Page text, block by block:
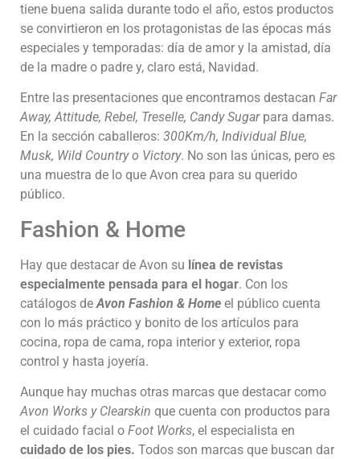
tiene buena salida durante todo el año, estos productos
se convirtieron en los protagonistas de las épocas más
especiales y temporadas: día de amor y la amistad, día
de la madre o padre y, claro está, Navidad.
Entre las presentaciones que encontramos destacan Far
Away, Attitude, Rebel, Treselle, Candy Sugar para damas.
En la sección caballeros: 300Km/h, Individual Blue,
Musk, Wild Country o Victory. No son las únicas, pero es
una muestra de lo que Avon crea para su querido
público.
Fashion & Home
Hay que destacar de Avon su línea de revistas
especialmente pensada para el hogar. Con los
catálogos de Avon Fashion & Home el público cuenta
con lo más práctico y bonito de los artículos para
cocina, ropa de cama, ropa interior y exterior, ropa
control y hasta joyería.
Aunque hay muchas otras marcas que destacar como
Avon Works y Clearskin que cuenta con productos para
el cuidado facial o Foot Works, el especialista en
cuidado de los pies. Todos son marcas que buscan dar